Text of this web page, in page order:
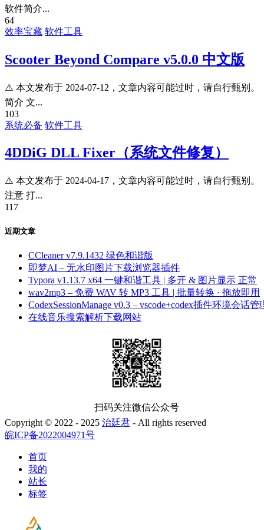
软件简介...
64
效率宝藏 软件工具
Scooter Beyond Compare v5.0.0 中文版
⚠️ 本文发布于 2024-07-12，文章内容可能过时，请自行甄别。
简介 文...
103
系统必备 软件工具
4DDiG DLL Fixer（系统文件修复）
⚠️ 本文发布于 2024-04-17，文章内容可能过时，请自行甄别。
注意 打...
117
近期文章
CCleaner v7.9.1432 绿色和谐版
即梦AI – 无水印图片下载浏览器插件
Typora v1.13.7 x64 一键和谐工具 | 多开 & 图片显示 正常
wav2mp3 – 免费 WAV 转 MP3 工具 | 批量转换 · 拖放即用
CodexSessionManage v0.3 – vscode+codex插件环境会话管
在线音乐搜索解析下载网站
扫码关注微信公众号
Copyright © 2022 - 2025 治廷君 - All rights reserved
皖ICP备2022004971号
首页
我的
站长
标签